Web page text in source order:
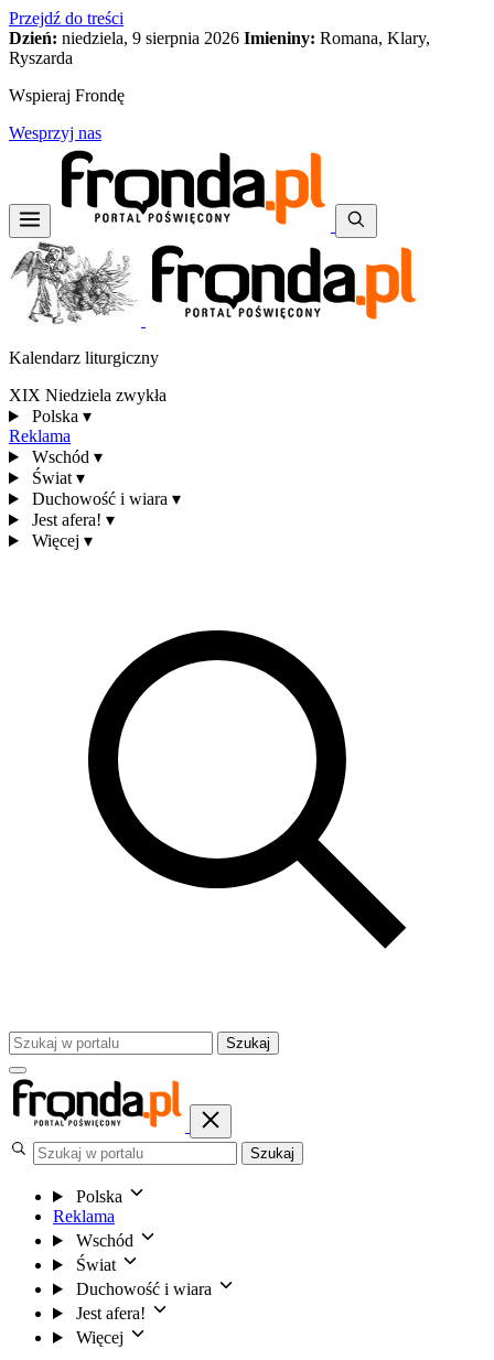
Przejdź do treści
Dzień: niedziela, 9 sierpnia 2026 Imieniny: Romana, Klary,
Ryszarda
Wspieraj Frondę
Wesprzyj nas
Kalendarz liturgiczny
XIX Niedziela zwykła
Polska ▾
Reklama
Wschód ▾
Świat ▾
Duchowość i wiara ▾
Jest afera! ▾
Więcej ▾
Szukaj
Szukaj
Polska
Reklama
Wschód
Świat
Duchowość i wiara
Jest afera!
Więcej